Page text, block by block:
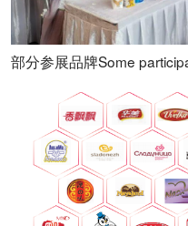
部分参展品牌Some